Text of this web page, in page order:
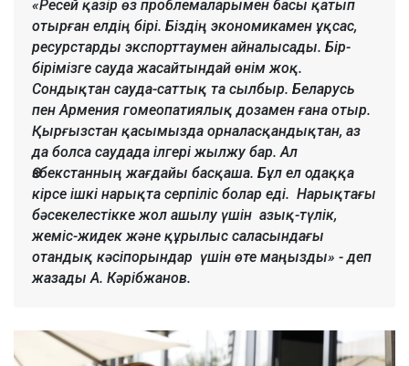
«Ресей қазір өз проблемаларымен басы қатып
отырған елдің бірі. Біздің экономикамен ұқсас,
ресурстарды экспорттаумен айналысады. Бір-
бірімізге сауда жасайтындай өнім жоқ.
Сондықтан сауда-саттық та сылбыр. Беларусь
пен Армения гомеопатиялық дозамен ғана отыр.
Қырғызстан қасымызда орналасқандықтан, аз
да болса саудада ілгері жылжу бар. Ал
Өзбекстанның жағдайы басқаша. Бұл ел одаққа
кірсе ішкі нарықта серпіліс болар еді. Нарықтағы
бәсекелестікке жол ашылу үшін азық-түлік,
жеміс-жидек және құрылыс саласындағы
отандық кәсіпорындар үшін өте маңызды» - деп
жазады А. Кәрібжанов.